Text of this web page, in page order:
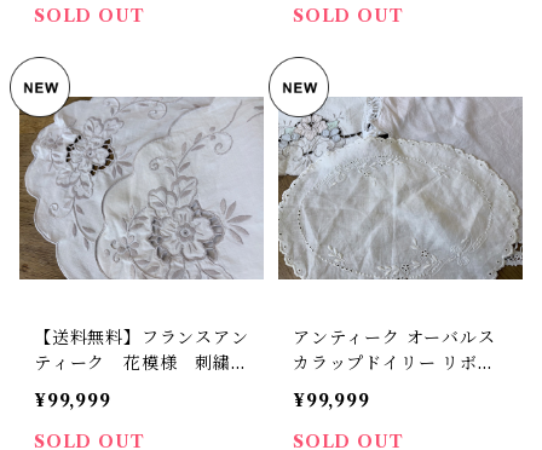
SOLD OUT
スバイヤーセレクト品】
SOLD OUT
【送料無料】フランスアン
ティーク 花模様 刺繍
オーバル【943】【フラン
スバイヤーセレクト品】
¥99,999
SOLD OUT
アンティーク オーバルス
カラップドイリー リボン
と花の白糸刺繍 ホワイト
ワークのテーブルセンター
ランチョンマット 【D-】
¥99,999
SOLD OUT